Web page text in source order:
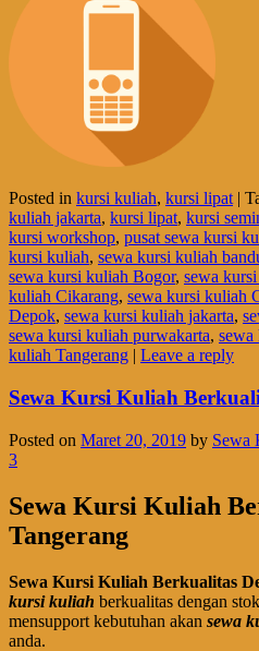
Posted in kursi kuliah, kursi lipat |
kuliah jakarta, kursi lipat, kursi
kursi workshop, pusat sewa kursi
kursi kuliah, sewa kursi kuliah
sewa kursi kuliah Bogor, sewa
kuliah Cikarang, sewa kursi kuliah
Depok, sewa kursi kuliah jakarta,
sewa kursi kuliah purwakarta, sewa
kuliah Tangerang | Leave a reply
Sewa Kursi Kuliah
Posted on Maret 20, 2019 by Sewa
3
Sewa Kursi Kuliah
Tangerang
Sewa Kursi Kuliah Berkualitas
kursi kuliah berkualitas dengan
mensupport kebutuhan akan sewa
anda.